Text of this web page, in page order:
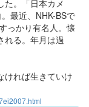
た。「日本カメ
最近、NHK-BSで
っかり有名人。懐
れる。年月は過
ければ生きていけ